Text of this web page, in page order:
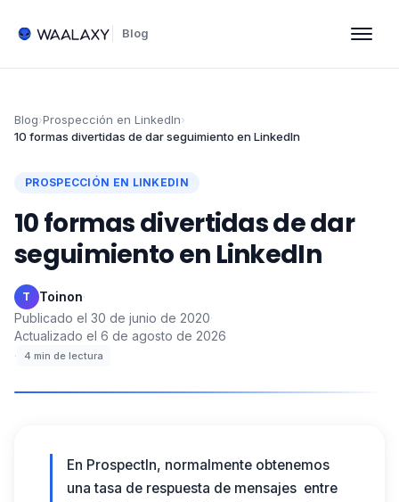
Blog
Blog›Prospección en LinkedIn›
10 formas divertidas de dar seguimiento en LinkedIn
PROSPECCIÓN EN LINKEDIN
10 formas divertidas de dar
seguimiento en LinkedIn
T Toinon·
Publicado el 30 de junio de 2020·
Actualizado el 6 de agosto de 2026
·
4 min de lectura
En ProspectIn, normalmente obtenemos
una tasa de respuesta de mensajes entre